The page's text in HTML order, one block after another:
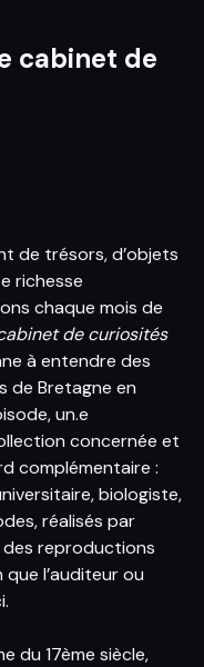
cabinet de
de trésors, d’objets
richesse
chaque mois de
de curiosités
à entendre des
de Bretagne en
un.e
concernée et
complémentaire :
biologiste,
réalisés par
reproductions
l’auditeur ou
du 17ème siècle,